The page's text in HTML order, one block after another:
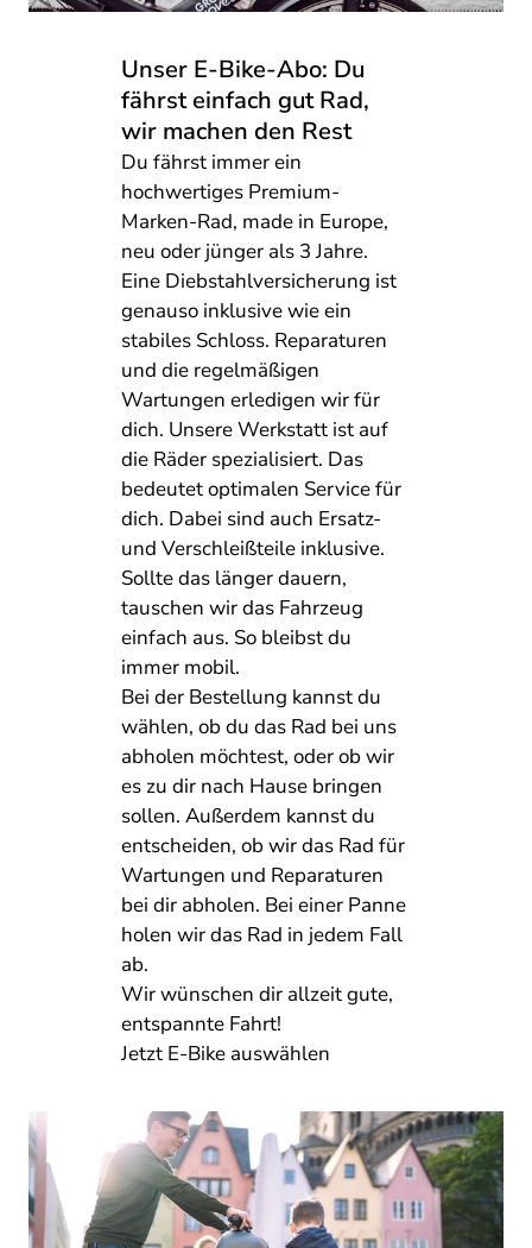
Unser E-Bike-Abo: Du
fährst einfach gut Rad,
wir machen den Rest
Du fährst immer ein
hochwertiges Premium-
Marken-Rad, made in Europe,
neu oder jünger als 3 Jahre.
Eine Diebstahlversicherung ist
genauso inklusive wie ein
stabiles Schloss. Reparaturen
und die regelmäßigen
Wartungen erledigen wir für
dich. Unsere Werkstatt ist auf
die Räder spezialisiert. Das
bedeutet optimalen Service für
dich. Dabei sind auch Ersatz-
und Verschleißteile inklusive.
Sollte das länger dauern,
tauschen wir das Fahrzeug
einfach aus. So bleibst du
immer mobil.
Bei der Bestellung kannst du
wählen, ob du das Rad bei uns
abholen möchtest, oder ob wir
es zu dir nach Hause bringen
sollen. Außerdem kannst du
entscheiden, ob wir das Rad für
Wartungen und Reparaturen
bei dir abholen. Bei einer Panne
holen wir das Rad in jedem Fall
ab.
Wir wünschen dir allzeit gute,
entspannte Fahrt!
Jetzt E-Bike auswählen